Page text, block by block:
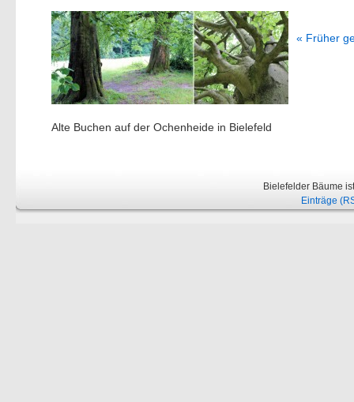
Alte Buchen auf der Ochenheide in Bielefeld
« Früher
Bielefelder Bäume
Einträge